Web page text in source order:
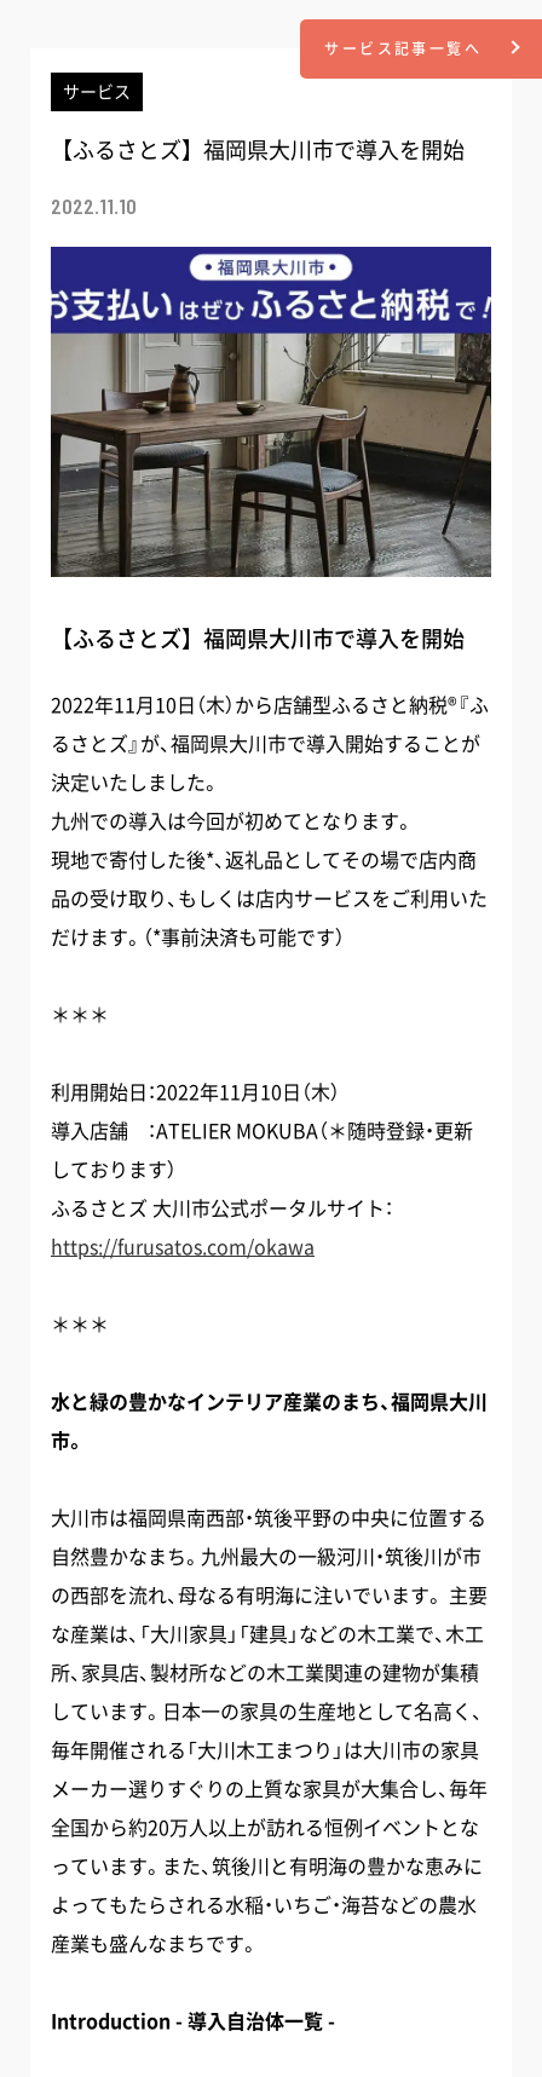
サービス
【ふるさとズ】福岡県大川市で導入を開始
2022.11.10
【ふるさとズ】福岡県大川市で導入を開始
2022年11月10日（木）から店舗型ふるさと納税®️『ふ
るさとズ』が、福岡県大川市で導入開始することが
決定いたしました。
九州での導入は今回が初めてとなります。
現地で寄付した後*、返礼品としてその場で店内商
品の受け取り、もしくは店内サービスをご利用いた
だけます。（*事前決済も可能です）
＊＊＊
利用開始日：2022年11月10日（木）
導入店舗 ：​​ATELIER MOKUBA（＊随時登録・更新
しております）
ふるさとズ 大川市公式ポータルサイト：
https://furusatos.com/okawa
＊＊＊
水と緑の豊かなインテリア産業のまち、福岡県大川
市。
大川市は福岡県南西部・筑後平野の中央に位置する
自然豊かなまち。九州最大の一級河川・筑後川が市
の西部を流れ、母なる有明海に注いでいます。 主要
な産業は、「大川家具」「建具」などの木工業で、木工
所、家具店、製材所などの木工業関連の建物が集積
しています。日本一の家具の生産地として名高く、
毎年開催される「大川木工まつり」は大川市の家具
メーカー選りすぐりの上質な家具が大集合し、毎年
全国から約20万人以上が訪れる恒例イベントとな
っています。また、筑後川と有明海の豊かな恵みに
よってもたらされる水稲・いちご・海苔などの農水
産業も盛んなまちです。
Introduction - 導入自治体一覧 -
サービス記事一覧へ